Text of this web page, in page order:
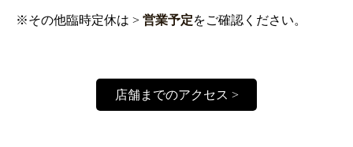
※その他臨時定休は > 営業予定をご確認ください。
店舗までのアクセス >